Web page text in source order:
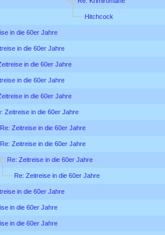
Hitchcock
in die 60er Jahre
in die 60er Jahre
in die 60er Jahre
in die 60er Jahre
in die 60er Jahre
Zeitreise in die 60er Jahre
Re: Zeitreise in die 60er Jahre
Re: Zeitreise in die 60er Jahre
Re: Zeitreise in die 60er Jahre
Re: Zeitreise in die 60er Jahre
in die 60er Jahre
in die 60er Jahre
in die 60er Jahre